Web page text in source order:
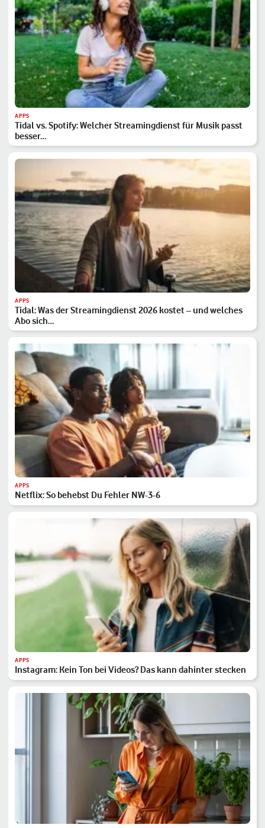
APPS
Tidal vs. Spotify: Welcher Streamingdienst für Musik passt
besser…
APPS
Tidal: Was der Streamingdienst 2026 kostet – und welches
Abo sich…
APPS
Netflix: So behebst Du Fehler NW-3-6
APPS
Instagram: Kein Ton bei Videos? Das kann dahinter stecken